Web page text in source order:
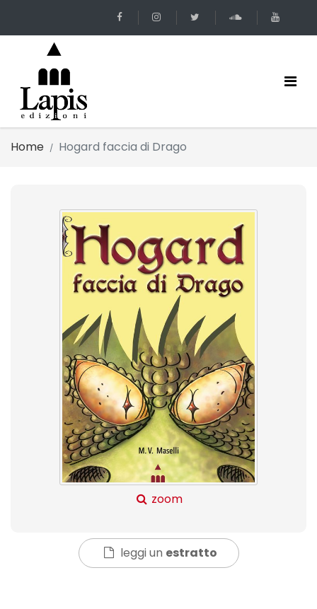
Home Hogard faccia di Drago
zoom
leggi un estratto